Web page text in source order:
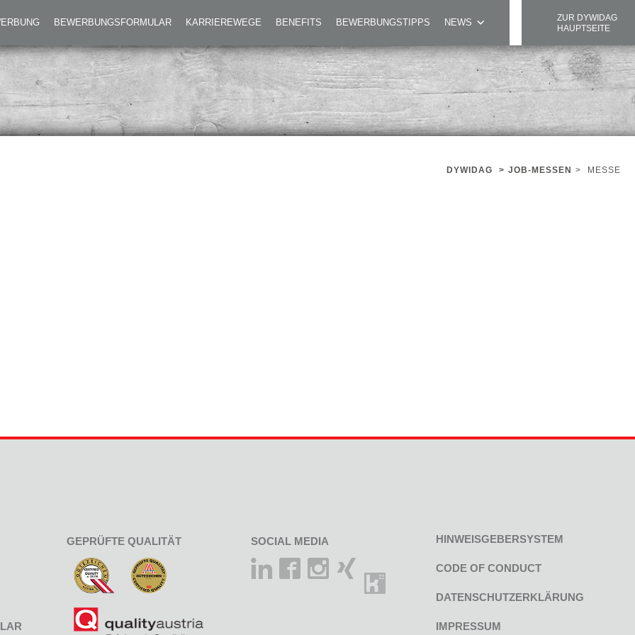
BEWERBUNGSFORMULAR KARRIEREWEGE BENEFITS BEWERBUNGSTIPPS NEWS
ZUR DYWIDAG
HAUPTSEITE
DYWIDAG > JOB-MESSEN > MESSE
GEPRÜFTE QUALITÄT SOCIAL MEDIA HINWEISGEBERSYSTEM
CODE OF CONDUCT
DATENSCHUTZERKLÄRUNG
IMPRESSUM